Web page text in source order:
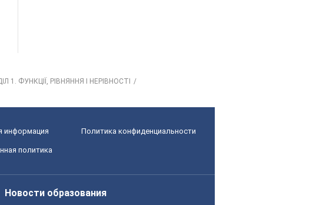
1. ФУНКЦІЇ, РІВНЯННЯ І НЕРІВНОСТІ
информация Политика конфиденциальности
политика
Новости образования